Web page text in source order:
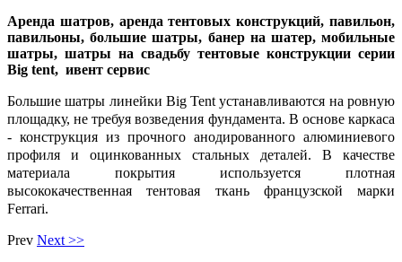
Аренда шатров, аренда тентовых конструкций, павильон,
павильоны, большие шатры, банер на шатер, мобильные
шатры, шатры на свадьбу тентовые конструкции серии
Big tent, ивент сервис
Большие шатры линейки Big Tent устанавливаются на ровную
площадку, не требуя возведения фундамента. В основе каркаса
- конструкция из прочного анодированного алюминиевого
профиля и оцинкованных стальных деталей. В качестве
материала покрытия используется плотная
высококачественная тентовая ткань французской марки
Ferrari.
Prev Next >>